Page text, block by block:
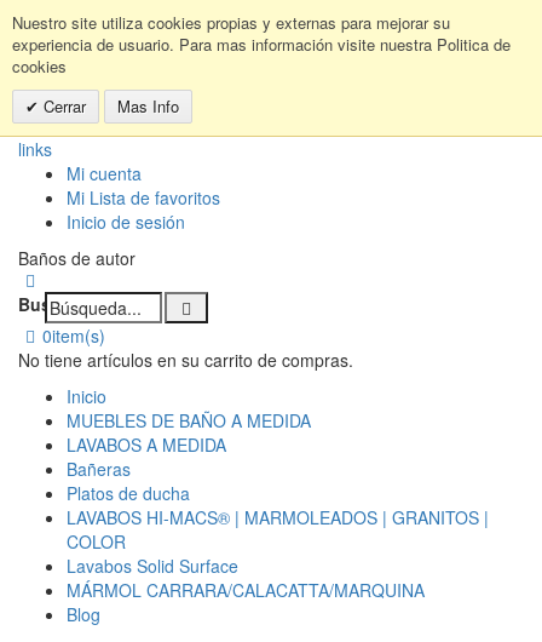
Nuestro site utiliza cookies propias y externas para mejorar su
experiencia de usuario. Para mas información visite nuestra Politica de
cookies
Cerrar
Mas Info
links
Mi cuenta
Mi Lista de favoritos
Inicio de sesión
Baños de autor
Buscar:
0item(s)
No tiene artículos en su carrito de compras.
Inicio
MUEBLES DE BAÑO A MEDIDA
LAVABOS A MEDIDA
Bañeras
Platos de ducha
LAVABOS HI-MACS® | MARMOLEADOS | GRANITOS |
COLOR
Lavabos Solid Surface
MÁRMOL CARRARA/CALACATTA/MARQUINA
Blog